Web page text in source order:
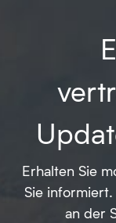
Erhalten Sie
Sie
an der